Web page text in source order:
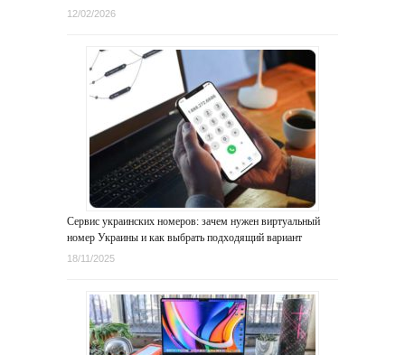
12/02/2026
Сервис украинских номеров: зачем нужен виртуальный
номер Украины и как выбрать подходящий вариант
18/11/2025